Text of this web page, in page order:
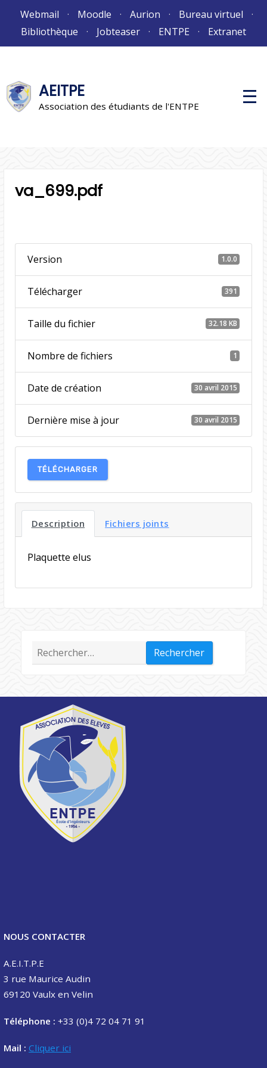
Webmail Moodle Aurion
Bureau virtuel
Bibliothèque
Jobteaser ENTPE Extranet
AEITPE
Association des étudiants de l'ENTPE
M
e
va_699.pdf
Version 1.0.0
Télécharger 391
Taille du fichier 32.18 KB
Nombre de fichiers 1
Date de création 30 avril 2015
Dernière mise à jour 30 avril 2015
TÉLÉCHARGER
Description Fichiers joints
Plaquette elus
Rechercher :
NOUS CONTACTER
A.E.I.T.P.E
3 rue Maurice Audin
69120 Vaulx en Velin
Téléphone : +33 (0)4 72 04 71 91
Mail : Cliquer ici